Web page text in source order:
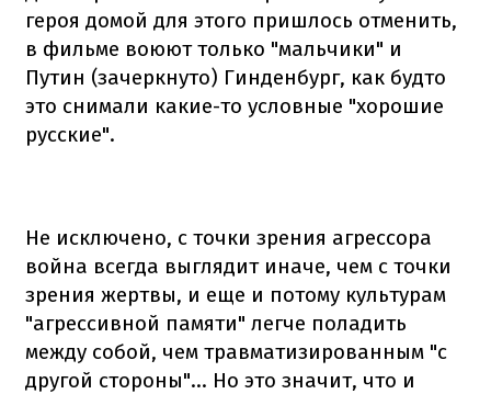
героя домой для этого пришлось отменить,
в фильме воюют только "мальчики" и
Путин (зачеркнуто) Гинденбург, как будто
это снимали какие-то условные "хорошие
русские".
Не исключено, с точки зрения агрессора
война всегда выглядит иначе, чем с точки
зрения жертвы, и еще и потому культурам
"агрессивной памяти" легче поладить
между собой, чем травматизированным "с
другой стороны"… Но это значит, что и